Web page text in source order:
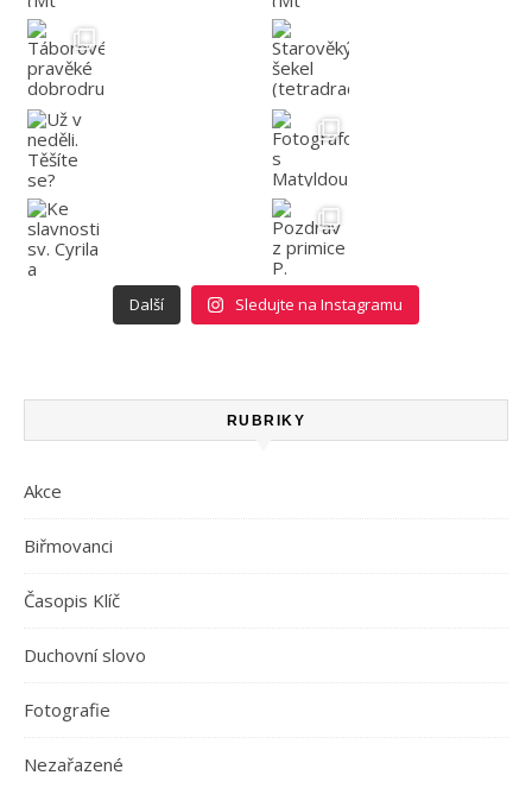
Další Sledujte na Instagramu
RUBRIKY
Akce
Biřmovanci
Časopis Klíč
Duchovní slovo
Fotografie
Nezařazené